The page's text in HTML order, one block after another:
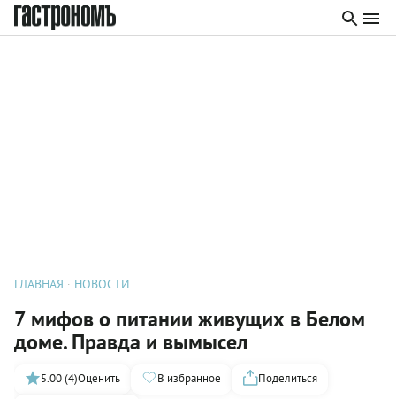
ГЛАВНАЯ НОВОСТИ
7 мифов о питании живущих в Белом
доме. Правда и вымысел
5.00 (4)Оценить В избранное
Поделиться